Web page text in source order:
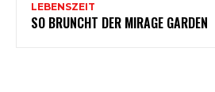
LEBENSZEIT
SO BRUNCHT DER MIRAGE GARDEN